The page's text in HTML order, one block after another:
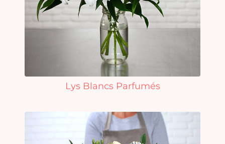
Lys Blancs Parfumés